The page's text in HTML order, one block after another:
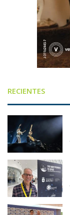
RECIENTES